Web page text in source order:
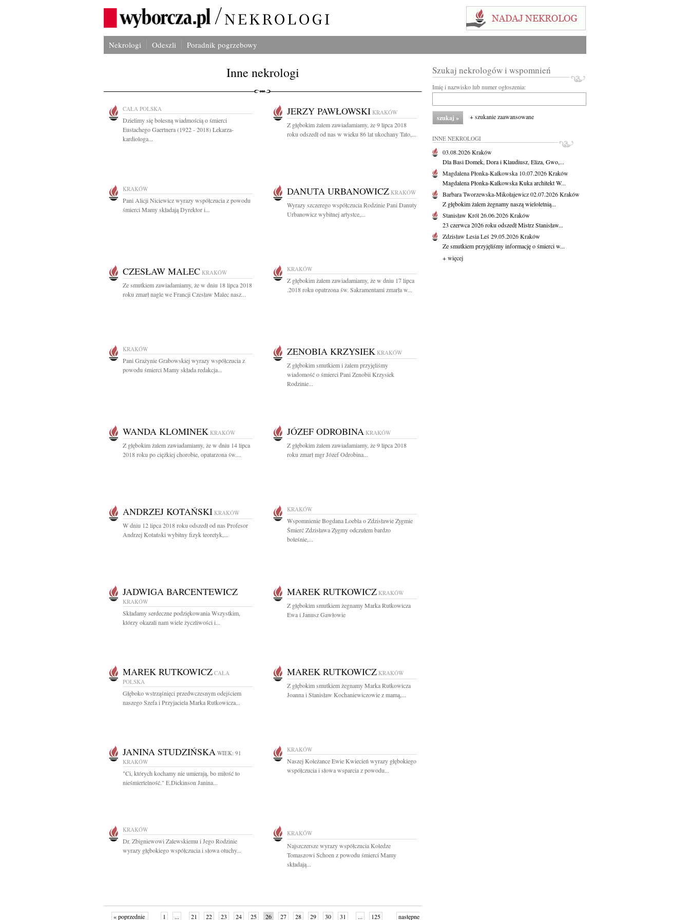
Nekrologi Odeszli Poradnik pogrzebowy
Inne nekrologi
CAŁA POLSKA
Dzielimy się bolesną wiadmością o śmierci
Eustachego Gaertnera (1922 - 2018) Lekarza-
kardiologa...
JERZY PAWŁOWSKI KRAKÓW
Z głębokim żalem zawiadamiamy, że 9 lipca 2018
roku odszedł od nas w wieku 86 lat ukochany Tato,...
KRAKÓW
Pani Alicji Niciewicz wyrazy współczucia z powodu
śmierci Mamy składają Dyrektor i...
DANUTA URBANOWICZ KRAKÓW
Wyrazy szczerego współczucia Rodzinie Pani Danuty
Urbanowicz wybitnej artystce,...
CZESŁAW MALEC KRAKÓW
Ze smutkiem zawiadamiamy, że w dniu 18 lipca 2018
roku zmarł nagle we Francji Czesław Malec nasz...
KRAKÓW
Z głębokim żalem zawiadamiamy, że w dniu 17 lipca
.2018 roku opatrzona św. Sakramentami zmarła w...
KRAKÓW
Pani Grażynie Grabowskiej wyrazy współczucia z
powodu śmierci Mamy składa redakcja...
ZENOBIA KRZYSIEK KRAKÓW
Z głębokim smutkiem i żalem przyjęliśmy
wiadomość o śmierci Pani Zenobii Krzysiek
Rodzinie...
WANDA KLOMINEK KRAKÓW
Z głębokim żalem zawiadamiamy, że w dniu 14 lipca
2018 roku po ciężkiej chorobie, opatarzona św....
JÓZEF ODROBINA KRAKÓW
Z głębokim żalem zawiadamiamy, że 9 lipca 2018
roku zmarł mgr Józef Odrobina...
ANDRZEJ KOTAŃSKI KRAKÓW
W dniu 12 lipca 2018 roku odszedł od nas Profesor
Andrzej Kotański wybitny fizyk teoretyk,...
KRAKÓW
Wspomnienie Bogdana Loebla o Zdzisławie Zygmie
Śmierć Zdzisława Zygmy odczułem bardzo
boleśnie,...
JADWIGA BARCENTEWICZ
KRAKÓW
Składamy serdeczne podziękowania Wszystkim,
którzy okazali nam wiele życzliwości i...
MAREK RUTKOWICZ KRAKÓW
Z głębokim smutkiem żegnamy Marka Rutkowicza
Ewa i Janusz Gawłowie
MAREK RUTKOWICZ CAŁA
POLSKA
Głęboko wstrząśnięci przedwczesnym odejściem
naszego Szefa i Przyjaciela Marka Rutkowicza...
MAREK RUTKOWICZ KRAKÓW
Z głębokim smutkiem żegnamy Marka Rutkowicza
Joanna i Stanisław Kochaniewiczowie z mamą,...
JANINA STUDZIŃSKA WIEK: 91
KRAKÓW
"Ci, których kochamy nie umierają, bo miłość to
nieśmiertelność." E.Dickinson Janina...
KRAKÓW
Naszej Koleżance Ewie Kwiecień wyrazy głębokiego
współczucia i słowa wsparcia z powodu...
KRAKÓW
Dr. Zbigniewowi Zalewskiemu i Jego Rodzinie
wyrazy głębokiego współczucia i słowa otuchy...
KRAKÓW
Najszczersze wyrazy współczucia Koledze
Tomaszowi Schoen z powodu śmierci Mamy
składają...
« poprzednie 1 ... 21 22 23 24 25 26 27 28 29 30 31 ... 125 następne
Szukaj nekrologów i wspomnień
Imię i nazwisko lub numer ogłoszenia:
+ szukanie zaawansowane
INNE NEKROLOGI
03.08.2026Kraków
Dla Basi Domek, Dora i Klaudiusz, Eliza, Gwo,...
Magdalena Płonka-Kalkowska 10.07.2026Kraków
Magdalena Płonka-Kalkowska Kuka architekt W...
Barbara Tworzewska-Mikołajewicz02.07.2026Kraków
Z głębokim żalem żegnamy naszą wieloletnią...
Stanisław Król26.06.2026Kraków
23 czerwca 2026 roku odszedł Mistrz Stanisław...
Zdzisław Lesia Leś29.05.2026Kraków
Ze smutkiem przyjęliśmy informację o śmierci w...
+ więcej